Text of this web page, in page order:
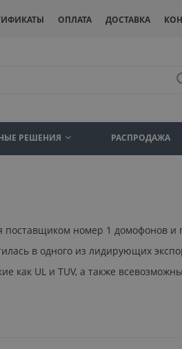
ОПЛАТА ДОСТАВКА
РЕШЕНИЯ РАСПРОДАЖА
поставщиком номер 1 домофонов
в одного из лидирующих
как UL и TUV, а также